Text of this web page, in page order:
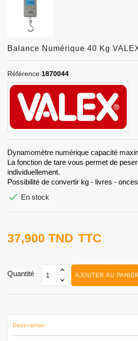
Balance Numérique 40 Kg
Référence 1870044
Dynamomètre numérique capacité
La fonction de tare vous permet de
individuellement.
Possibilité de convertir kg - livres -
 En stock
37,900 TND TTC
Quantité AJOUTER AU PANIER
Description